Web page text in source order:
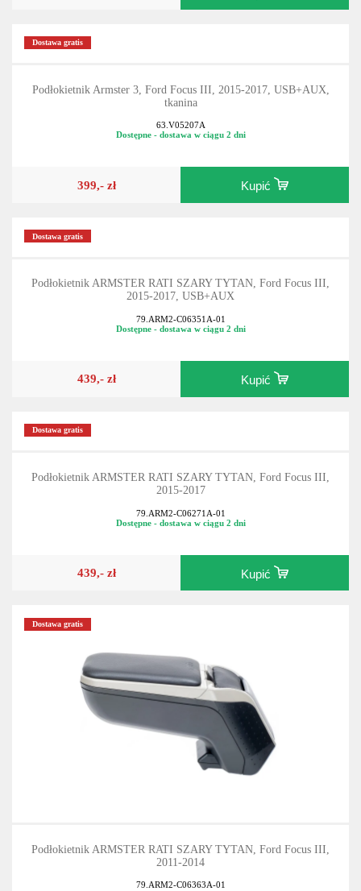
Dostawa gratis
Podłokietnik Armster 3, Ford Focus III, 2015-2017, USB+AUX,
tkanina
63.V05207A
Dostępne - dostawa w ciągu 2 dni
399,- zł Kupić
Dostawa gratis
Podłokietnik ARMSTER RATI SZARY TYTAN, Ford Focus III,
2015-2017, USB+AUX
79.ARM2-C06351A-01
Dostępne - dostawa w ciągu 2 dni
439,- zł Kupić
Dostawa gratis
Podłokietnik ARMSTER RATI SZARY TYTAN, Ford Focus III,
2015-2017
79.ARM2-C06271A-01
Dostępne - dostawa w ciągu 2 dni
439,- zł Kupić
Dostawa gratis
Podłokietnik ARMSTER RATI SZARY TYTAN, Ford Focus III,
2011-2014
79.ARM2-C06363A-01